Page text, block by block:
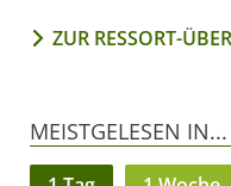
ZUR RESSORT-
MEISTGELESEN IN...